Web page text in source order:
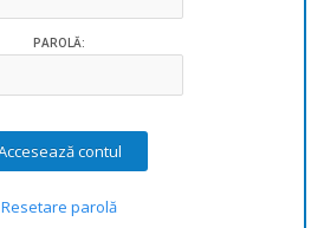
PAROLĂ:
Resetare parolă